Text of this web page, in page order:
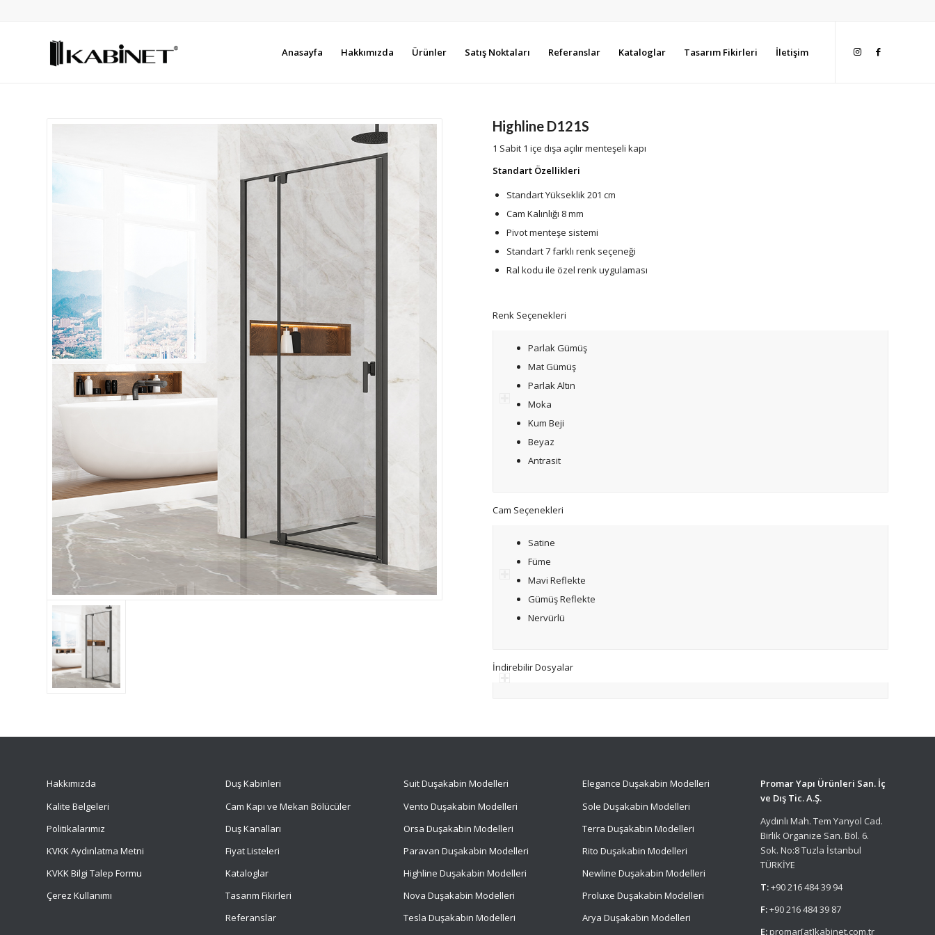
Anasayfa Hakkımızda Ürünler Satış Noktaları Referanslar Kataloglar Tasarım Fikirleri İletişim
Highline D121S
1 Sabit 1 içe dışa açılır menteşeli kapı
Standart Özellikleri
Standart Yükseklik 201 cm
Cam Kalınlığı 8 mm
Pivot menteşe sistemi
Standart 7 farklı renk seçeneği
Ral kodu ile özel renk uygulaması
Renk Seçenekleri
Parlak Gümüş
Mat Gümüş
Parlak Altın
Moka
Kum Beji
Beyaz
Antrasit
Cam Seçenekleri
Satine
Füme
Mavi Reflekte
Gümüş Reflekte
Nervürlü
İndirebilir Dosyalar
Hakkımızda
Kalite Belgeleri
Politikalarımız
KVKK Aydınlatma Metni
KVKK Bilgi Talep Formu
Çerez Kullanımı
Duş Kabinleri
Cam Kapı ve Mekan Bölücüler
Duş Kanalları
Fiyat Listeleri
Kataloglar
Tasarım Fikirleri
Referanslar
SuitDuşakabin Modelleri
Vento Duşakabin Modelleri
Orsa Duşakabin Modelleri
Paravan Duşakabin Modelleri
Highline Duşakabin Modelleri
Nova Duşakabin Modelleri
Tesla Duşakabin Modelleri
Elegance Duşakabin Modelleri
Sole Duşakabin Modelleri
Terra Duşakabin Modelleri
Rito Duşakabin Modelleri
Newline Duşakabin Modelleri
Proluxe Duşakabin Modelleri
Arya Duşakabin Modelleri
Promar Yapı Ürünleri San. İç
ve Dış Tic. A.Ş.
Aydınlı Mah. Tem Yanyol Cad.
Birlik Organize San. Böl. 6.
Sok. No:8 Tuzla İstanbul
TÜRKİYE
T:+90 216 484 39 94
F:+90 216 484 39 87
E:promar[at]kabinet.com.tr